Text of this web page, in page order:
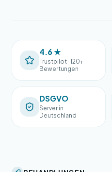
4.6 ★
Trustpilot · 120+
Bewertungen
DSGVO
Server in
Deutschland